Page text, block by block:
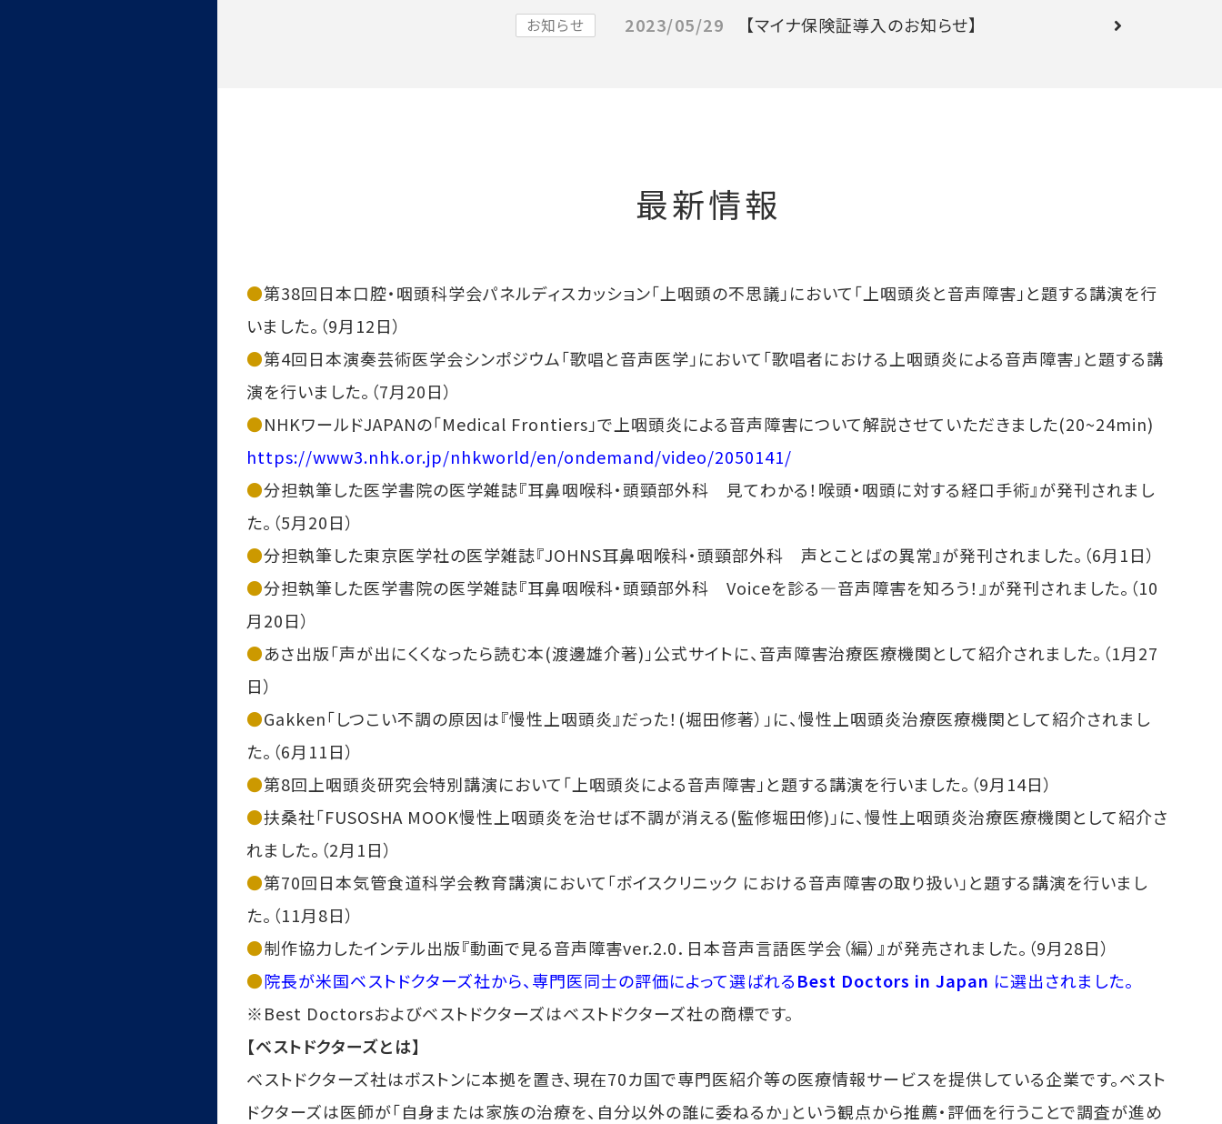
お知らせ 2023/05/29 【マイナ保険証導入のお知らせ】
最新情報
●第38回日本口腔・咽頭科学会パネルディスカッション「上咽頭の不思議」において「上咽頭炎と音声障害」と題する講演を行
いました。（9月12日）
●第4回日本演奏芸術医学会シンポジウム「歌唱と音声医学」において「歌唱者における上咽頭炎による音声障害」と題する講
演を行いました。（7月20日）
●NHKワールドJAPANの「Medical Frontiers」で上咽頭炎による音声障害について解説させていただきました(20~24min)
https://www3.nhk.or.jp/nhkworld/en/ondemand/video/2050141/
●分担執筆した医学書院の医学雑誌『耳鼻咽喉科・頭頸部外科 見てわかる！喉頭・咽頭に対する経口手術』が発刊されまし
た。（5月20日）
●分担執筆した東京医学社の医学雑誌『JOHNS耳鼻咽喉科・頭頸部外科 声とことばの異常』が発刊されました。（6月1日）
●分担執筆した医学書院の医学雑誌『耳鼻咽喉科・頭頸部外科 Voiceを診る—音声障害を知ろう！』が発刊されました。（10
月20日）
●あさ出版「声が出にくくなったら読む本(渡邊雄介著)」公式サイトに、音声障害治療医療機関として紹介されました。（1月27
日）
●Gakken「しつこい不調の原因は『慢性上咽頭炎』だった！(堀田修著）」に、慢性上咽頭炎治療医療機関として紹介されまし
た。（6月11日）
●第8回上咽頭炎研究会特別講演において「上咽頭炎による音声障害」と題する講演を行いました。（9月14日）
●扶桑社「FUSOSHA MOOK慢性上咽頭炎を治せば不調が消える(監修堀田修)」に、慢性上咽頭炎治療医療機関として紹介さ
れました。（2月1日）
●第70回日本気管食道科学会教育講演において「ボイスクリニック における音声障害の取り扱い」と題する講演を行いまし
た。（11月8日）
●制作協力したインテル出版『動画で見る音声障害ver.2.0．日本音声言語医学会（編）』が発売されました。（9月28日）
●院長が米国ベストドクターズ社から、専門医同士の評価によって選ばれるBest Doctors in Japan に選出されました。
※Best Doctorsおよびベストドクターズはベストドクターズ社の商標です。
【ベストドクターズとは】
ベストドクターズ社はボストンに本拠を置き、現在70カ国で専門医紹介等の医療情報サービスを提供している企業です。ベスト
ドクターズは医師が「自身または家族の治療を、自分以外の誰に委ねるか」という観点から推薦・評価を行うことで調査が進め